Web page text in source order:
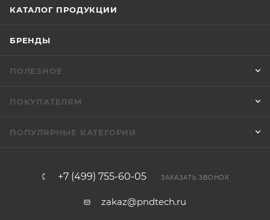
КАТАЛОГ ПРОДУКЦИИ
БРЕНДЫ
ПОЛЕЗНОЕ
ПОКУПАТЕЛЯМ
ПОПУЛЯРНЫЕ КАТЕГОРИИ
+7 (499) 755-60-05 ЗАКАЗАТЬ ЗВОНОК
zakaz@pndtech.ru